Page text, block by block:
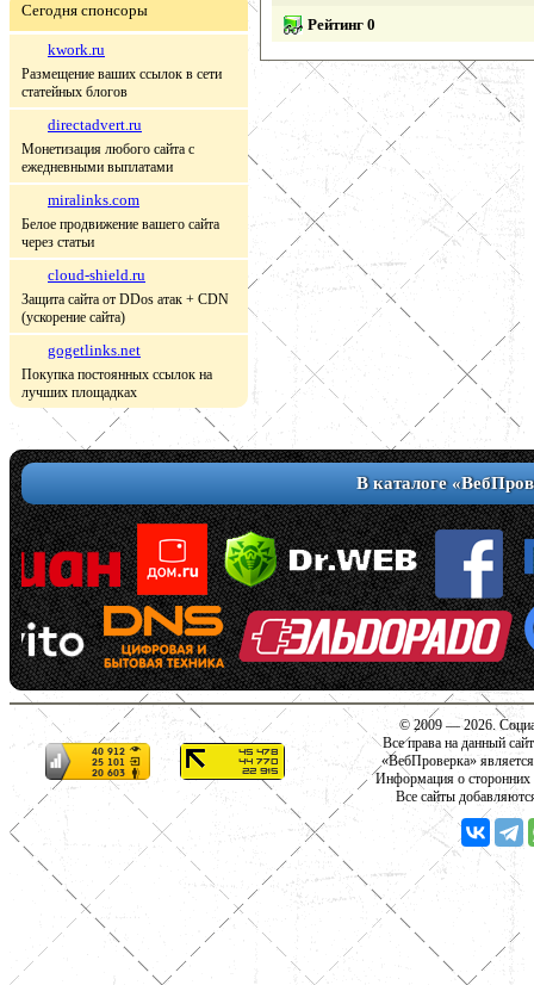
Сегодня спонсоры
kwork.ru
Размещение ваших ссылок в сети
статейных блогов
directadvert.ru
Монетизация любого сайта с
ежедневными выплатами
miralinks.com
Белое продвижение вашего сайта
через статьи
cloud-shield.ru
Защита сайта от DDos атак + CDN
(ускорение сайта)
gogetlinks.net
Покупка постоянных ссылок на
лучших площадках
Рейтинг 0
В каталоге
© 2009 — 2026.
Все права на данный
«ВебПроверка»
Информация о сторонних
Все сайты